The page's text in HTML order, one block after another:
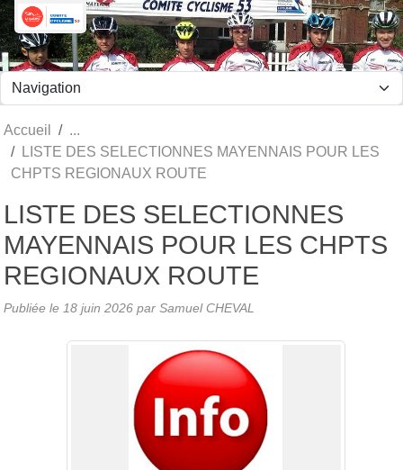
Accueil
LISTE DES SELECTIONNES MAYENNAIS POUR LES
CHPTS REGIONAUX ROUTE
LISTE DES SELECTIONNES
MAYENNAIS POUR LES CHPTS
REGIONAUX ROUTE
Publiée le 18 juin 2026 par Samuel CHEVAL
Panneau de gestion des cookies